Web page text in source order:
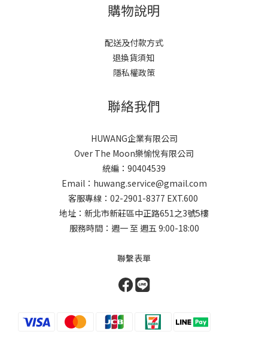
購物說明
配送及付款方式
退換貨須知
隱私權政策
聯絡我們
HUWANG企業有限公司
Over The Moon樂愉悅有限公司
統編：90404539
Email：huwang.service@gmail.com
客服專線：02-2901-8377 EXT.600
地址：新北市新莊區中正路651之3號5樓
服務時間：週一 至 週五 9:00-18:00
聯繫表單